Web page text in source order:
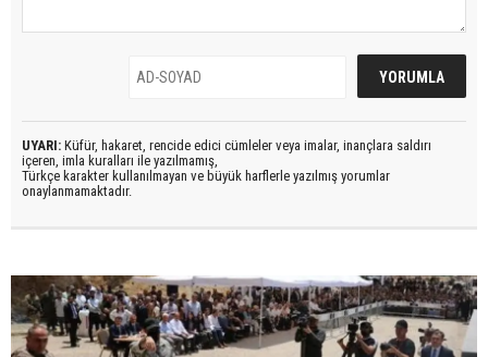
UYARI: Küfür, hakaret, rencide edici cümleler veya imalar, inançlara saldırı
içeren, imla kuralları ile yazılmamış,
Türkçe karakter kullanılmayan ve büyük harflerle yazılmış yorumlar
onaylanmamaktadır.